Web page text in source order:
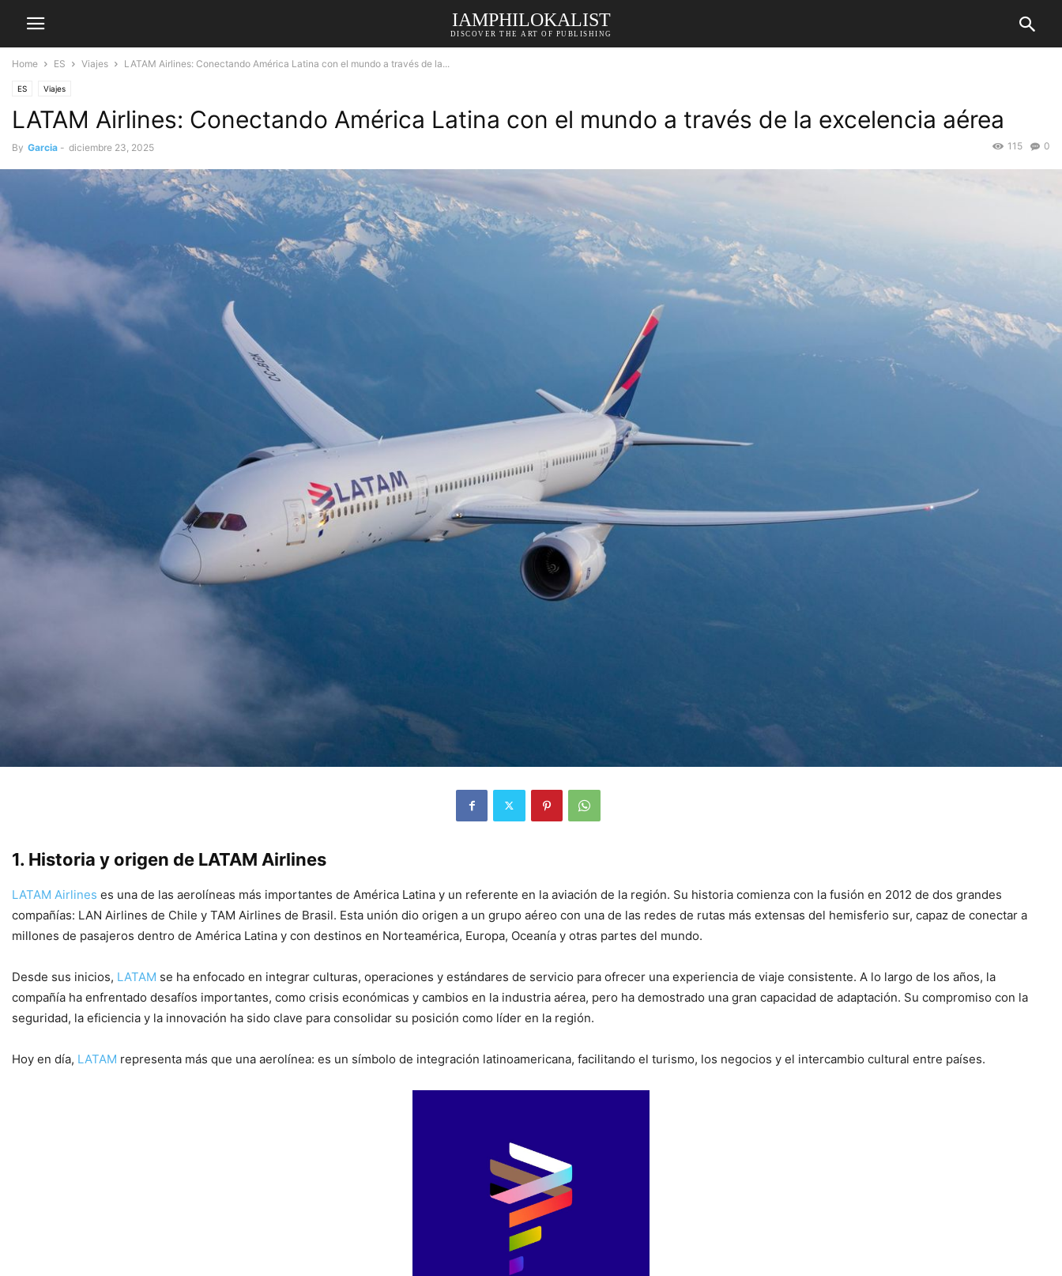
IAMPHILOKALIST
DISCOVER THE ART OF PUBLISHING
Home ES Viajes LATAM Airlines: Conectando América Latina con el mundo a través de la...
ES Viajes
LATAM Airlines: Conectando América Latina con el mundo a través de la excelencia aérea
By Garcia - diciembre 23, 2025 0
115
1. Historia y origen de LATAM Airlines
LATAM Airlines es una de las aerolíneas más importantes de América Latina y un referente en la aviación de la región. Su historia comienza con la fusión en 2012 de dos grandes
compañías: LAN Airlines de Chile y TAM Airlines de Brasil. Esta unión dio origen a un grupo aéreo con una de las redes de rutas más extensas del hemisferio sur, capaz de conectar a
millones de pasajeros dentro de América Latina y con destinos en Norteamérica, Europa, Oceanía y otras partes del mundo.
Desde sus inicios, LATAM se ha enfocado en integrar culturas, operaciones y estándares de servicio para ofrecer una experiencia de viaje consistente. A lo largo de los años, la
compañía ha enfrentado desafíos importantes, como crisis económicas y cambios en la industria aérea, pero ha demostrado una gran capacidad de adaptación. Su compromiso con la
seguridad, la eficiencia y la innovación ha sido clave para consolidar su posición como líder en la región.
Hoy en día, LATAM representa más que una aerolínea: es un símbolo de integración latinoamericana, facilitando el turismo, los negocios y el intercambio cultural entre países.